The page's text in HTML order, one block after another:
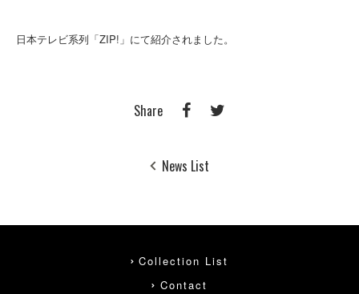
日本テレビ系列「ZIP!」にて紹介されました。
Share
News List
Collection List
Contact